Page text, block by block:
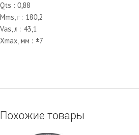
Qts : 0,88
Mms, г : 180,2
Vas, л : 43,1
Xmax, мм : ±7
Похожие товары